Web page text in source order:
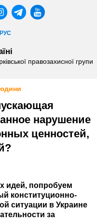
РУС
правозахисної групи
нарушение
ценностей,
идей, попробуем
конституционно-
ситуации в Украине
за